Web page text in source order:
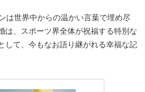
は世界中からの温かい言葉で埋め尽
は、スポーツ界全体が祝福する特別な
して、今もなお語り継がれる幸福な記